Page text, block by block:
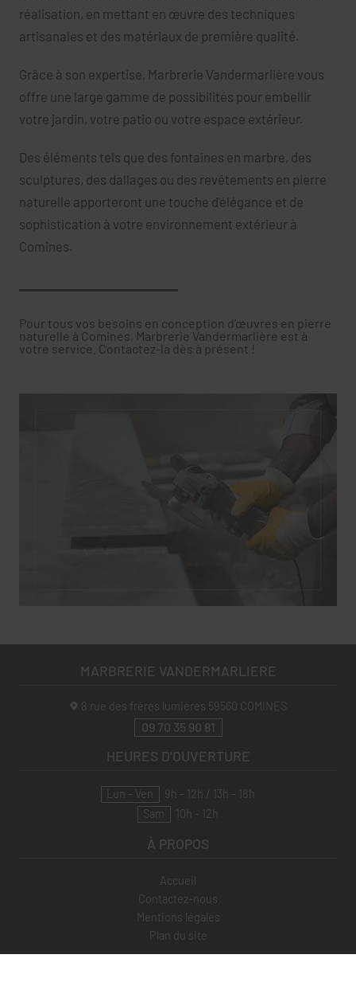
réalisation, en mettant en œuvre des techniques
artisanales et des matériaux de première qualité.
Grâce à son expertise, Marbrerie Vandermarlière vous
offre une large gamme de possibilités pour embellir
votre jardin, votre patio ou votre espace extérieur.
Des éléments tels que des fontaines en marbre, des
sculptures, des dallages ou des revêtements en pierre
naturelle apporteront une touche d'élégance et de
sophistication à votre environnement extérieur à
Comines.
Pour tous vos besoins en conception d’œuvres en pierre
naturelle à Comines, Marbrerie Vandermarlière est à
votre service. Contactez-la dès à présent !
MARBRERIE VANDERMARLIERE
8 rue des frères lumières 59560 COMINES
09 70 35 90 81
HEURES D'OUVERTURE
Lun - Ven
9h - 12h / 13h - 18h
Sam
10h - 12h
À PROPOS
Accueil
Contactez-nous
Mentions légales
Plan du site